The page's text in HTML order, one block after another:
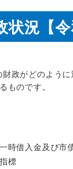
況【令
政がどのよう
ものです。
時借入金及び市
標